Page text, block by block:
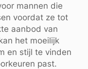
mannen die
voordat ze tot
aanbod van
het moeilijk
en stijl te vinden
past.